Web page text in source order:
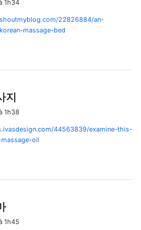
t
:
1h34
22826884/an-
massage-bed
지
t
:
1h38
44563839/examine-this-
oil
t
1h45